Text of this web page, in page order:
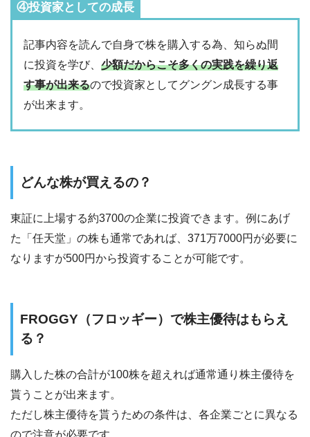
④投資家としての成長
記事内容を読んで自身で株を購入する為、知らぬ間
に投資を学び、 少額だからこそ多くの実践を繰り返
す事が出来るので投資家としてグングン成長する事
が出来ます。
どんな株が買えるの？
東証に上場する約3700の企業に投資できます。例にあげ
た「任天堂」の株も通常であれば、371万7000円が必要に
なりますが500円から投資することが可能です。
FROGGY（フロッギー）で株主優待はもらえ
る？
購入した株の合計が100株を超えれば通常通り株主優待を
貰うことが出来ます。
ただし株主優待を貰うための条件は、各企業ごとに異なる